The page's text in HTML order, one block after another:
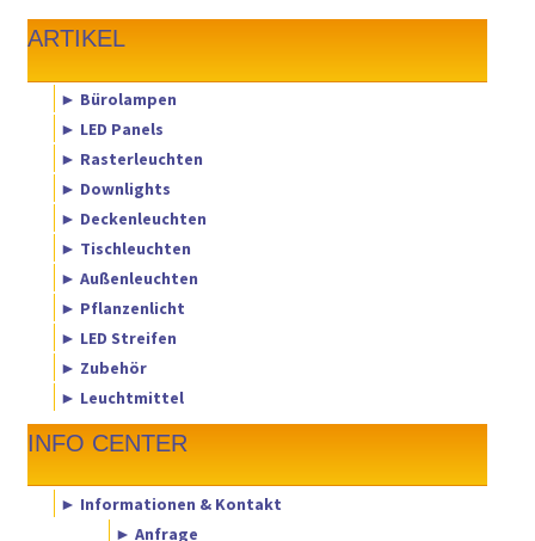
ARTIKEL
► Bürolampen
► LED Panels
► Rasterleuchten
► Downlights
► Deckenleuchten
► Tischleuchten
► Außenleuchten
► Pflanzenlicht
► LED Streifen
► Zubehör
► Leuchtmittel
INFO CENTER
► Informationen & Kontakt
► Anfrage